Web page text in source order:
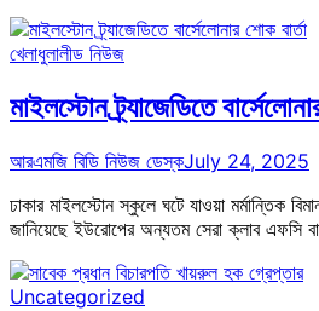
খেলাধুলালীড নিউজ
মাইলস্টোন ট্র্যাজেডিতে
আরএমজি বিডি নিউজ ডেস্কJuly 24, 2025
ঢাকার মাইলস্টোন স্কুলে ঘটে যাওয়া মর্মান্তিক
জানিয়েছে ইউরোপের অন্যতম সেরা ক্লাব এফসি
Uncategorized